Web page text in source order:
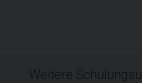
Weitere